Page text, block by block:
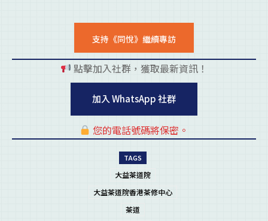
支持《同悅》繼續專訪
點擊加入社群，獲取最新資訊！
加入 WhatsApp 社群
您的電話號碼將保密。
TAGS
大益茶道院
大益茶道院香港茶修中心
茶道